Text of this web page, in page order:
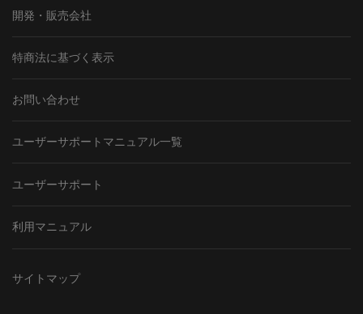
開発・販売会社
特商法に基づく表示
お問い合わせ
ユーザーサポートマニュアル一覧
ユーザーサポート
利用マニュアル
サイトマップ